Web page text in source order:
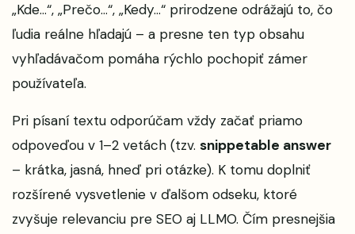
„Kde…“, „Prečo…“, „Kedy…“ prirodzene odrážajú to, čo
ľudia reálne hľadajú – a presne ten typ obsahu
vyhľadávačom pomáha rýchlo pochopiť zámer
používateľa.
Pri písaní textu odporúčam vždy začať priamo
odpoveďou v 1–2 vetách (tzv. snippetable answer
– krátka, jasná, hneď pri otázke). K tomu doplniť
rozšírené vysvetlenie v ďalšom odseku, ktoré
zvyšuje relevanciu pre SEO aj LLMO. Čím presnejšia